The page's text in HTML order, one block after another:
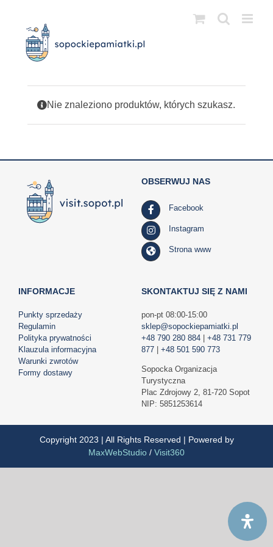
zawartości
Nie znaleziono produktów, których szukasz.
INFORMACJE
Punkty sprzedaży
Regulamin
Polityka prywatności
Klauzula informacyjna
Warunki zwrotów
Formy dostawy
OBSERWUJ NAS
Facebook
Instagram
Strona www
SKONTAKTUJ SIĘ Z NAMI
pon-pt 08:00-15:00
sklep@sopockiepamiatki.pl
+48 790 280 884| +48 731 779
877| +48 501 590 773
Sopocka Organizacja
Turystyczna
Plac Zdrojowy 2, 81-720 Sopot
NIP: 5851253614
Copyright 2023 | All Rights Reserved | Powered by
MaxWebStudio / Visit360